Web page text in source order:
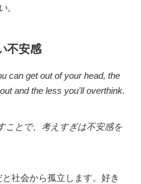
。
不安感
can get out of your head, the
and the less you'll overthink.
ことで、考えすぎは不安感を
社会から孤立します。好き